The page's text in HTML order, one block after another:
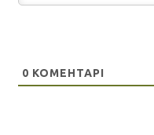
0 КОМЕНТАРІ